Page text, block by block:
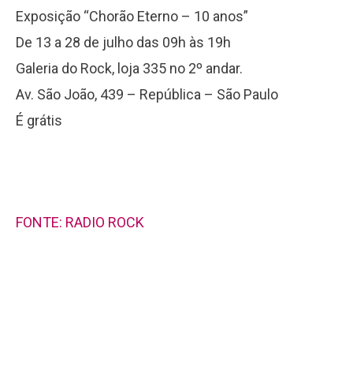
Exposição “Chorão Eterno – 10 anos”
De 13 a 28 de julho das 09h às 19h
Galeria do Rock, loja 335 no 2º andar.
Av. São João, 439 – República – São Paulo
É grátis
FONTE: RADIO ROCK